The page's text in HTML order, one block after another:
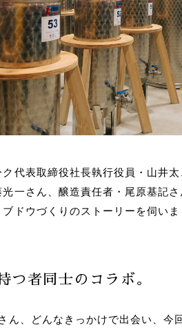
代表取締役社長執行役員・山井
一さん、醸造責任者・尾原基記
ドウづくりのストーリーを伺いま
者同士のコラボ。
ん、どんなきっかけで出会い、今